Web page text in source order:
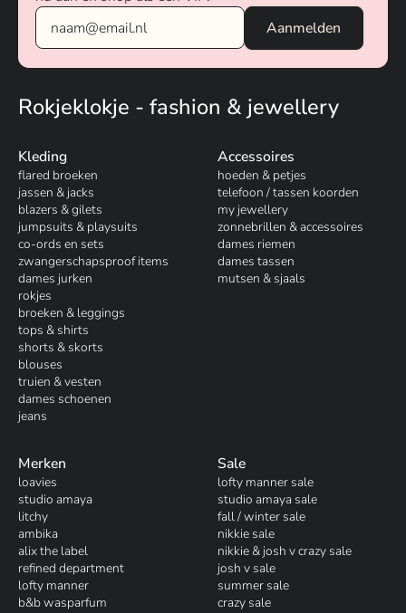
Rokjeklokje - fashion & jewellery
Kleding
flared broeken
jassen & jacks
blazers & gilets
jumpsuits & playsuits
co-ords en sets
zwangerschapsproof items
dames jurken
rokjes
broeken & leggings
tops & shirts
shorts & skorts
blouses
truien & vesten
dames schoenen
jeans
Accessoires
hoeden & petjes
telefoon / tassen koorden
my jewellery
zonnebrillen & accessoires
dames riemen
dames tassen
mutsen & sjaals
Merken
loavies
studio amaya
litchy
ambika
alix the label
refined department
lofty manner
b&b wasparfum
Sale
lofty manner sale
studio amaya sale
fall / winter sale
nikkie sale
nikkie & josh v crazy sale
josh v sale
summer sale
crazy sale